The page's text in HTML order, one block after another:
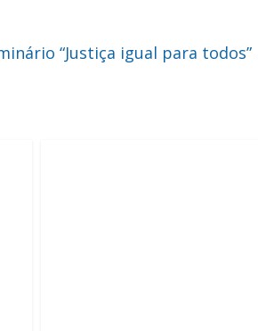
“Justiça igual para todos”